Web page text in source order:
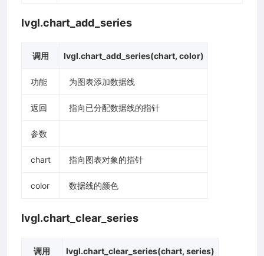
lvgl.chart_add_series
调用 lvgl.chart_add_series(chart, color)
功能 为图表添加数据线
返回 指向已分配数据线的指针
参数
chart 指向图表对象的指针
color 数据线的颜色
lvgl.chart_clear_series
调用 lvgl.chart_clear_series(chart, series)